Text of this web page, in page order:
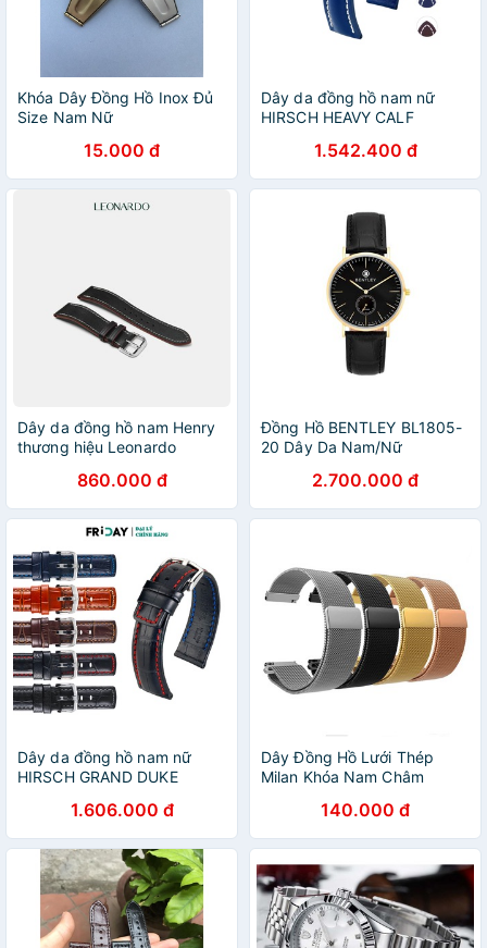
Khóa Dây Đồng Hồ Inox Đủ
Size Nam Nữ
15.000 đ
Dây da đồng hồ nam nữ
HIRSCH HEAVY CALF
1.542.400 đ
Dây da đồng hồ nam Henry
thương hiệu Leonardo
860.000 đ
Đồng Hồ BENTLEY BL1805-
20 Dây Da Nam/Nữ
2.700.000 đ
Dây da đồng hồ nam nữ
HIRSCH GRAND DUKE
1.606.000 đ
Dây Đồng Hồ Lưới Thép
Milan Khóa Nam Châm
140.000 đ